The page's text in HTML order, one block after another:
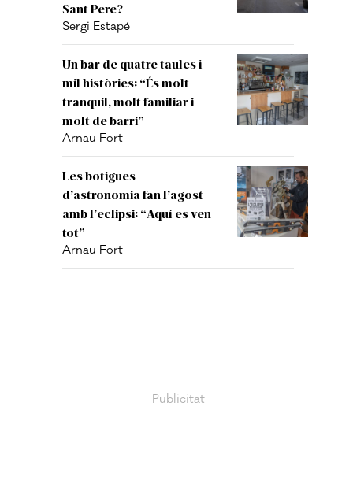
Sant Pere?
Sergi Estapé
Un bar de quatre taules i
mil històries: “És molt
tranquil, molt familiar i
molt de barri”
Arnau Fort
Les botigues
d’astronomia fan l’agost
amb l’eclipsi: “Aquí es ven
tot”
Arnau Fort